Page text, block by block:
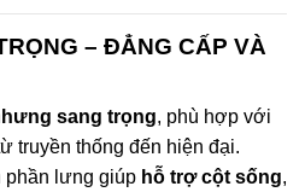
– ĐẲNG CẤP VÀ
sang trọng, phù hợp với
truyền thống đến hiện đại.
phần lưng giúp hỗ trợ cột sống,